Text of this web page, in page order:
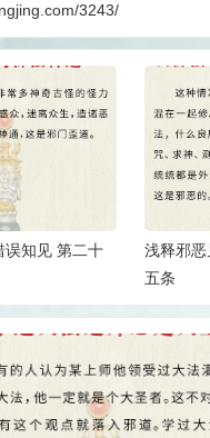
3243/
误知见 第二十
浅释邪
五条